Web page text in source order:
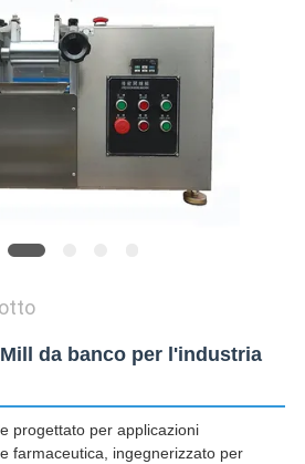
da banco per l'industria
progettato per applicazioni
farmaceutica, ingegnerizzato per